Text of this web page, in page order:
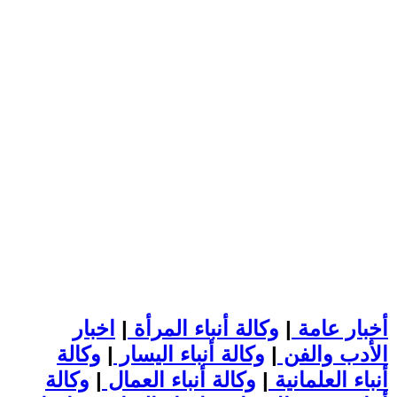
أخبار عامة | وكالة أنباء المرأة | اخبار
الأدب والفن | وكالة أنباء اليسار | وكالة
أنباء العلمانية | وكالة أنباء العمال | وكالة